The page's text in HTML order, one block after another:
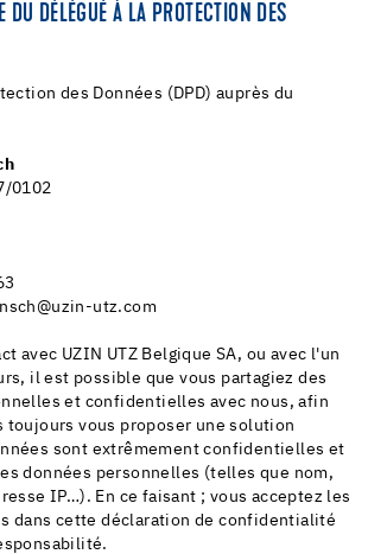
DU DÉLÉGUÉ À LA PROTECTION DES
des Données (DPD) auprès du
0102
utz.com
avec UZIN UTZ Belgique SA, ou avec l'un
il est possible que vous partagiez des
et confidentielles avec nous, afin
toujours vous proposer une solution
sont extrêmement confidentielles et
données personnelles (telles que nom,
IP…). En ce faisant ; vous acceptez les
dans cette déclaration de confidentialité